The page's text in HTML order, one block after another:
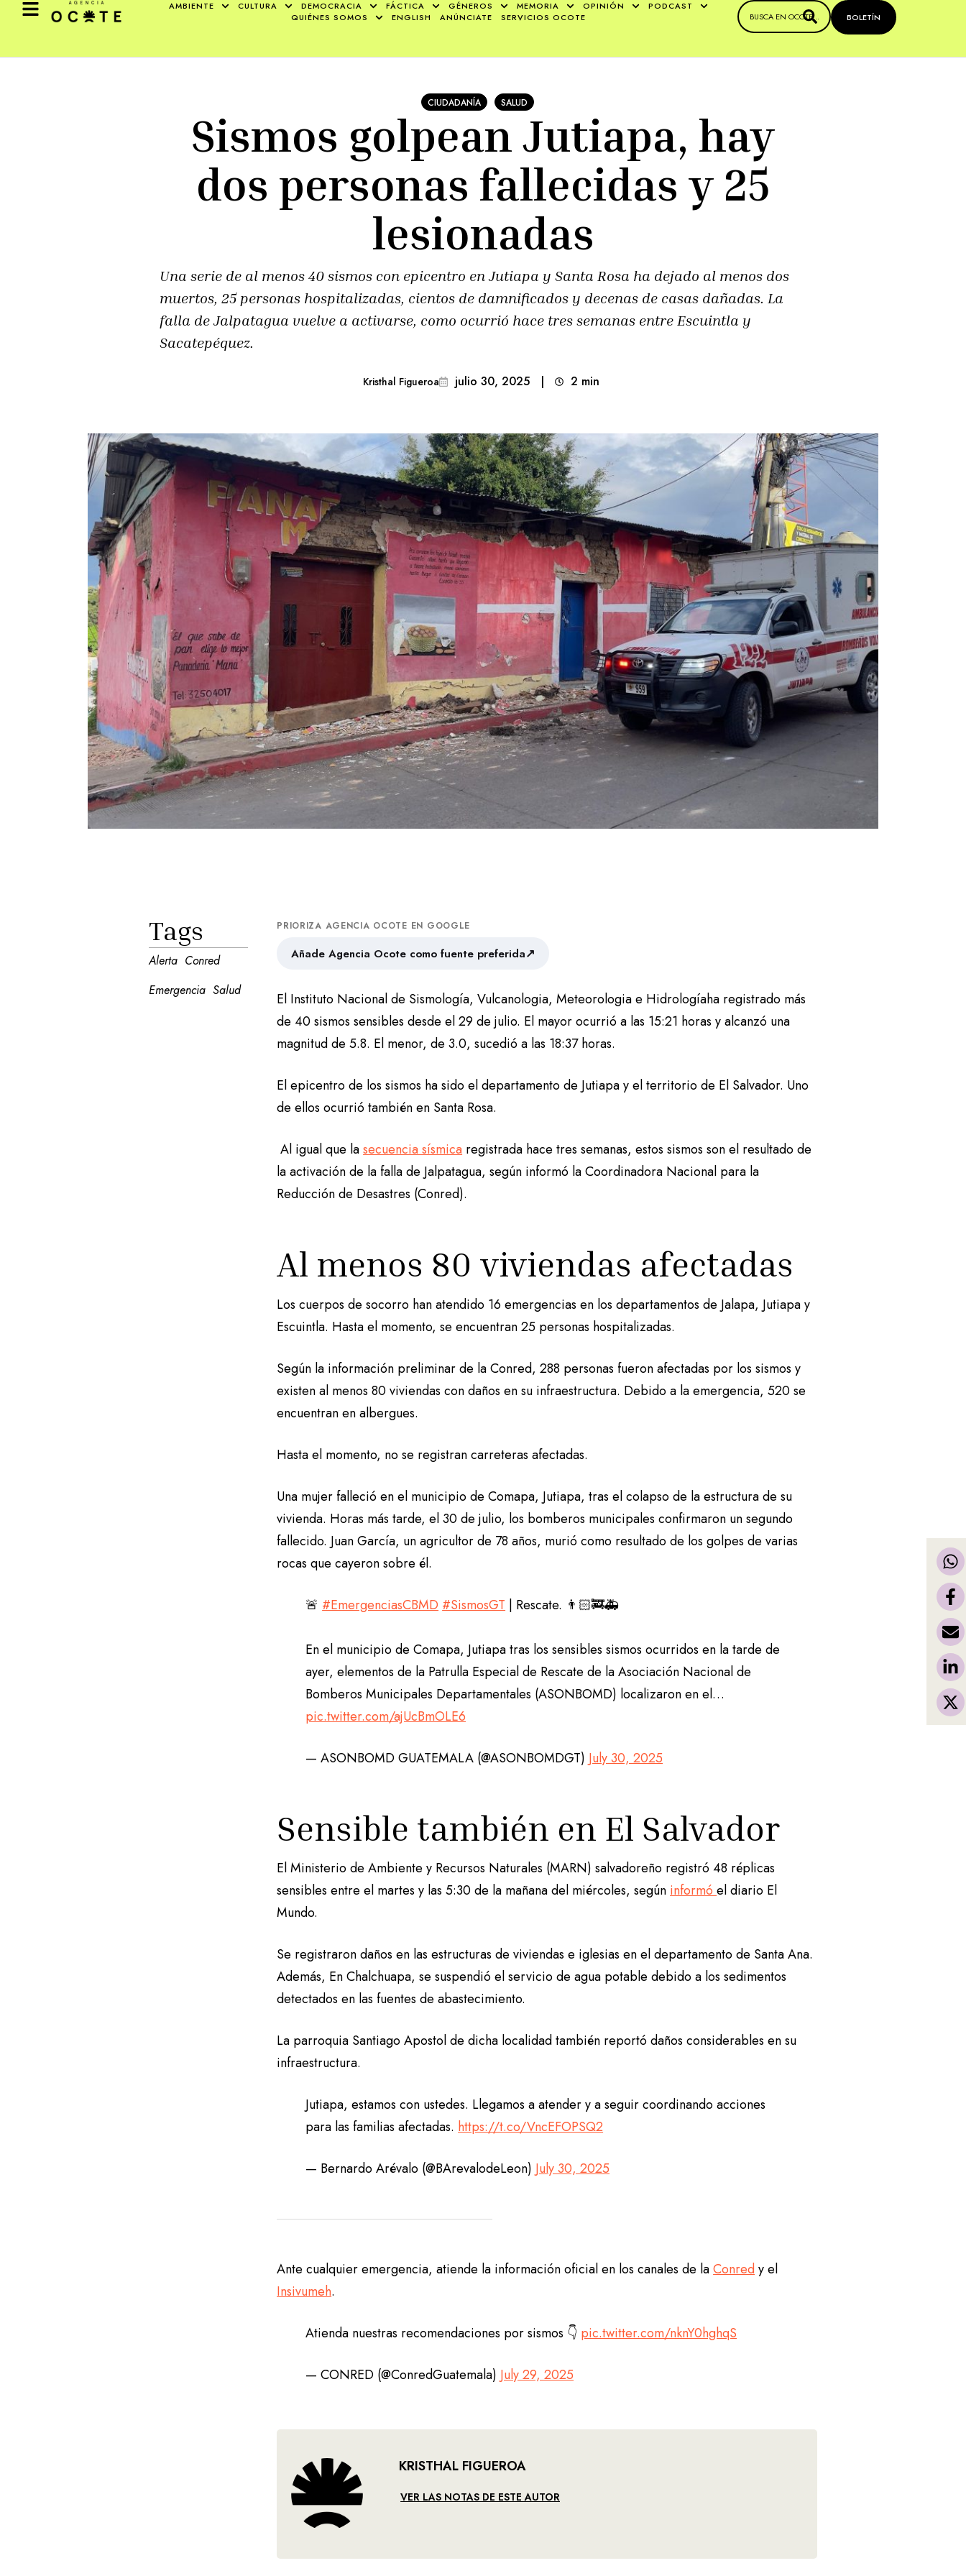
AMBIENTE CULTURA DEMOCRACIA FÁCTICA GÉNEROS MEMORIA OPINIÓN
PODCAST
QUIÉNES SOMOS
ENGLISH ANÚNCIATE SERVICIOS OCOTE BOLETÍN
CIUDADANÍA SALUD
Sismos golpean Jutiapa, hay
dos personas fallecidas y 25
lesionadas
Una serie de al menos 40 sismos con epicentro en Jutiapa y Santa Rosa ha dejado al menos dos
muertos, 25 personas hospitalizadas, cientos de damnificados y decenas de casas dañadas. La
falla de Jalpatagua vuelve a activarse, como ocurrió hace tres semanas entre Escuintla y
Sacatepéquez.
Kristhal Figueroa julio 30, 2025 | 2 min
Tags
Alerta Conred
Emergencia Salud
PRIORIZA AGENCIA OCOTE EN GOOGLE
Añade Agencia Ocote como fuente preferida↗
El Instituto Nacional de Sismología, Vulcanologia, Meteorologia e Hidrologíaha registrado más
de 40 sismos sensibles desde el 29 de julio. El mayor ocurrió a las 15:21 horas y alcanzó una
magnitud de 5.8. El menor, de 3.0, sucedió a las 18:37 horas.
El epicentro de los sismos ha sido el departamento de Jutiapa y el territorio de El Salvador. Uno
de ellos ocurrió también en Santa Rosa.
Al igual que lasecuencia sísmica registrada hace tres semanas, estos sismos son el resultado de
la activación de la falla de Jalpatagua, según informó la Coordinadora Nacional para la
Reducción de Desastres (Conred).
Al menos 80 viviendas afectadas
Los cuerpos de socorro han atendido 16 emergencias en los departamentos de Jalapa, Jutiapa y
Escuintla. Hasta el momento, se encuentran 25 personas hospitalizadas.
Según la información preliminar de la Conred, 288 personas fueron afectadas por los sismos y
existen al menos 80 viviendas con daños en su infraestructura. Debido a la emergencia, 520 se
encuentran en albergues.
Hasta el momento, no se registran carreteras afectadas.
Una mujer falleció en el municipio de Comapa, Jutiapa, tras el colapso de la estructura de su
vivienda. Horas más tarde, el 30 de julio, los bomberos municipales confirmaron un segundo
fallecido. Juan García, un agricultor de 78 años, murió como resultado de los golpes de varias
rocas que cayeron sobre él.
🚨 #EmergenciasCBMD #SismosGT | Rescate. 👨🏻‍🚒🚑
En el municipio de Comapa, Jutiapa tras los sensibles sismos ocurridos en la tarde de
ayer, elementos de la Patrulla Especial de Rescate de la Asociación Nacional de
Bomberos Municipales Departamentales (ASONBOMD) localizaron en el…
pic.twitter.com/ajUcBmOLE6
— ASONBOMD GUATEMALA (@ASONBOMDGT) July 30, 2025
Sensible también en El Salvador
El Ministerio de Ambiente y Recursos Naturales (MARN) salvadoreño registró 48 réplicas
sensibles entre el martes y las 5:30 de la mañana del miércoles, según informóel diario El
Mundo.
Se registraron daños en las estructuras de viviendas e iglesias en el departamento de Santa Ana.
Además, En Chalchuapa, se suspendió el servicio de agua potable debido a los sedimentos
detectados en las fuentes de abastecimiento.
La parroquia Santiago Apostol de dicha localidad también reportó daños considerables en su
infraestructura.
Jutiapa, estamos con ustedes. Llegamos a atender y a seguir coordinando acciones
para las familias afectadas. https://t.co/VncEFOPSQ2
— Bernardo Arévalo (@BArevalodeLeon) July 30, 2025
Ante cualquier emergencia, atiende la información oficial en los canales de laConredy el
Insivumeh.
Atienda nuestras recomendaciones por sismos 👇 pic.twitter.com/nknY0hghqS
— CONRED (@ConredGuatemala) July 29, 2025
KRISTHAL FIGUEROA
VER LAS NOTAS DE ESTE AUTOR